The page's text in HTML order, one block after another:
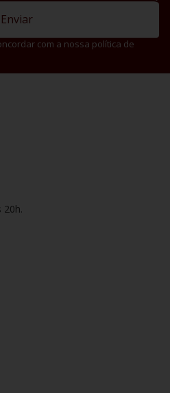
Enviar
com a nossa política de
20h.